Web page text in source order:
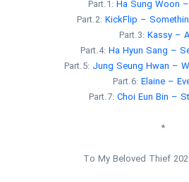
Part.1:Ha Sung Woon
Part.2:KickFlip –
Part.3:Kassy –
Part.4:Ha Hyun Sang –
Part.5: Jung Seung Hwan –
Part.6:Elaine –
Part.7:Choi Eun Bin –
*
To My Beloved Thief